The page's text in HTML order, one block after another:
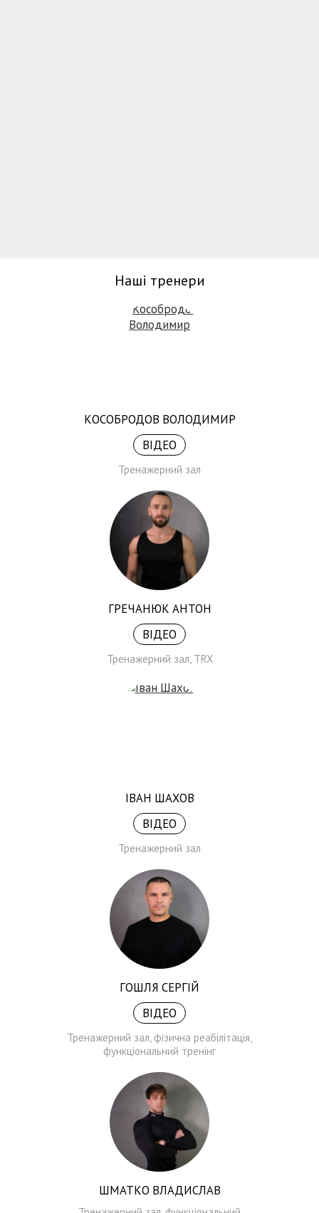
Наші тренери
КОСОБРОДОВ ВОЛОДИМИР
ВІДЕО
Тренажерний зал
ГРЕЧАНЮК АНТОН
ВІДЕО
Тренажерний зал, TRX
ІВАН ШАХОВ
ВІДЕО
Тренажерний зал
ГОШЛЯ СЕРГІЙ
ВІДЕО
Тренажерний зал, фізична реабілітація,
функціональний тренінг
ШМАТКО ВЛАДИСЛАВ